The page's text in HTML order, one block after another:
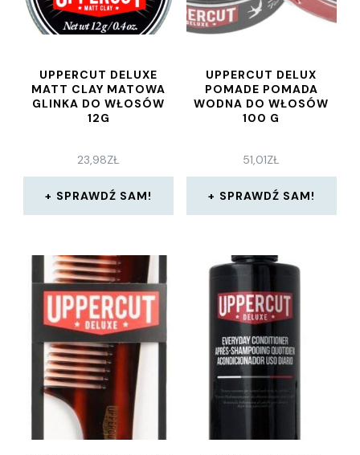
UPPERCUT DELUXE
MATT CLAY MATOWA
GLINKA DO WŁOSÓW
12G
23,98ZŁ
SPRAWDŹ SAM!
UPPERCUT DELUX
POMADE POMADA
WODNA DO WŁOSÓW
100 G
51,01ZŁ
SPRAWDŹ SAM!